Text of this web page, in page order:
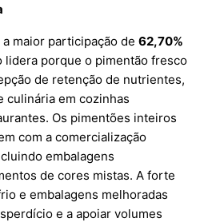
maior participação de62,70%
lidera porque o pimentão fresco
de retenção de nutrientes,
culinária em cozinhas
Os pimentões inteiros
com a comercialização
embalagens
de cores mistas. A forte
e embalagens melhoradas
e a apoiar volumes